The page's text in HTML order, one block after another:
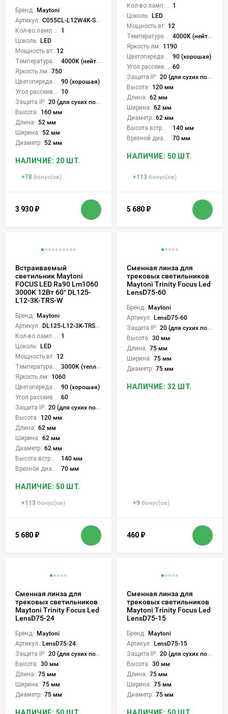
Бренд: Maytoni
Артикул: C055CL-L12W4K-SS-W
1
Цоколь: LED
Мощность вт: 12
4000K (нейтральный)
Яркость лм: 750
90 (хорошая)
10
Защита IP: 20 (для сухих пом.)
Высота: 160 мм
Длина: 52 мм
Ширина: 52 мм
Диаметр: 52 мм
НАЛИЧИЕ: 20 ШТ.
+78 бонус(ов)
3 930 ₽
Кол-во ламп или LED: 1
Цоколь: LED
Мощность вт: 12
Температура света:
4000K (нейтральный)
Яркость лм: 1190
Цветопередача (CRI):
90 (хорошая)
Угол рассеивания света °: 60
Защита IP: 20 (для сухих пом.)
Высота: 120 мм
Длина: 62 мм
Ширина: 62 мм
Диаметр: 62 мм
Высота встройки:
140 мм
Врезной диаметр:
70 мм
НАЛИЧИЕ: 50 ШТ.
+113 бонус(ов)
5 680 ₽
Встраиваемый
светильник Maytoni
FOCUS LED Ra90 Lm1060
3000K 12Вт 60° DL125-
L12-3K-TRS-W
Бренд: Maytoni
Артикул: DL125-L12-3K-TRS-W
1
Цоколь: LED
Мощность вт: 12
3000K (теплый)
Яркость лм: 1060
90 (хорошая)
60
Защита IP: 20 (для сухих пом.)
Высота: 120 мм
Длина: 62 мм
Ширина: 62 мм
Диаметр: 62 мм
140 мм
70 мм
НАЛИЧИЕ: 50 ШТ.
+113 бонус(ов)
5 680 ₽
Сменная линза для
трековых светильников
Maytoni Trinity Focus Led
LensD75-60
Бренд: Maytoni
Артикул: LensD75-60
Защита IP: 20 (для сухих пом.)
Высота: 30 мм
Длина: 75 мм
Ширина: 75 мм
Диаметр: 75 мм
НАЛИЧИЕ: 32 ШТ.
+9 бонус(ов)
460 ₽
Сменная линза для
трековых светильников
Maytoni Trinity Focus Led
LensD75-24
Бренд: Maytoni
Артикул: LensD75-24
Защита IP: 20 (для сухих пом.)
Высота: 30 мм
Длина: 75 мм
Ширина: 75 мм
Диаметр: 75 мм
НАЛИЧИЕ: 50 ШТ.
Сменная линза для
трековых светильников
Maytoni Trinity Focus Led
LensD75-15
Бренд: Maytoni
Артикул: LensD75-15
Защита IP: 20 (для сухих пом.)
Высота: 30 мм
Длина: 75 мм
Ширина: 75 мм
Диаметр: 75 мм
НАЛИЧИЕ: 50 ШТ.